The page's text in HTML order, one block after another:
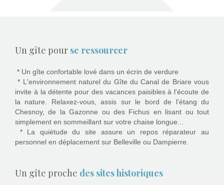
Un gîte pour se ressourcer
* Un gîte confortable lové dans un écrin de verdure
* L'environnement naturel du Gîte du Canal de Briare vous
invite à la détente pour des vacances paisibles à l'écoute de
la nature. Relaxez-vous, assis sur le bord de l'étang du
Chesnoy, de la Gazonne ou des Fichus en lisant ou tout
simplement en sommeillant sur votre chaise longue...
* La quiétude du site assure un repos réparateur au
personnel en déplacement sur Belleville ou Dampierre.
Un gîte proche des sites historiques